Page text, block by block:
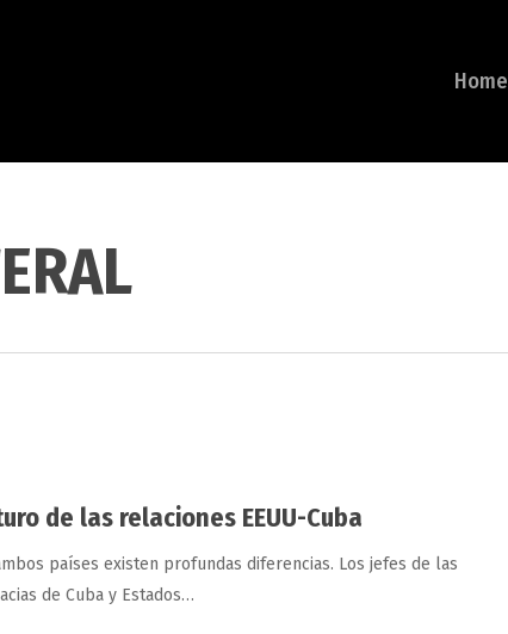
Home
de las relaciones EEUU-Cuba
países existen profundas diferencias. Los jefes de las
de Cuba y Estados…